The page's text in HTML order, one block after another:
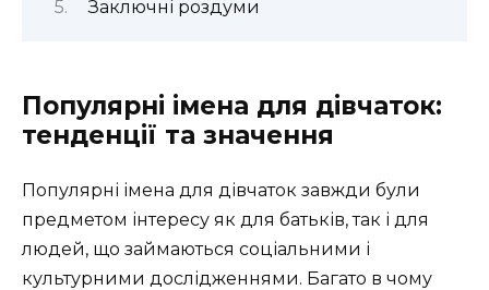
Заключні роздуми
Популярні імена для дівчаток:
тенденції та значення
Популярні імена для дівчаток завжди були
предметом інтересу як для батьків, так і для
людей, що займаються соціальними і
культурними дослідженнями. Багато в чому